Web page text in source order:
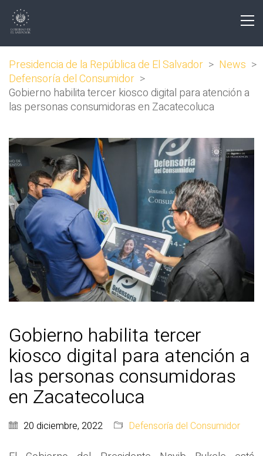
Presidencia de la República de El Salvador > News >
Defensoría del Consumidor >
Gobierno habilita tercer kiosco digital para atención a
las personas consumidoras en Zacatecoluca
Gobierno habilita tercer
kiosco digital para atención a
las personas consumidoras
en Zacatecoluca
20 diciembre, 2022 Defensoría del Consumidor